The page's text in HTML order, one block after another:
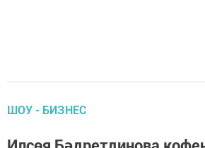
ШОУ - БИЗНЕС